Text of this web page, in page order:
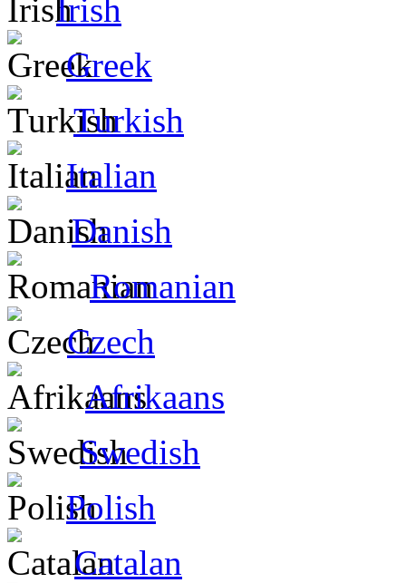
Irish
Greek
Turkish
Italian
Danish
Romanian
Czech
Afrikaans
Swedish
Polish
Catalan